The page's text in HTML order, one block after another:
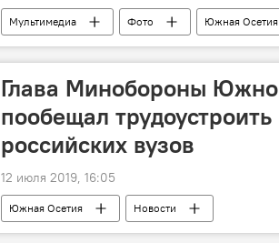
Мультимедиа Фото Южная Осетия
Глава Минобороны
пообещал
российских вузов
12 июля 2019, 16:05
Южная Осетия Новости